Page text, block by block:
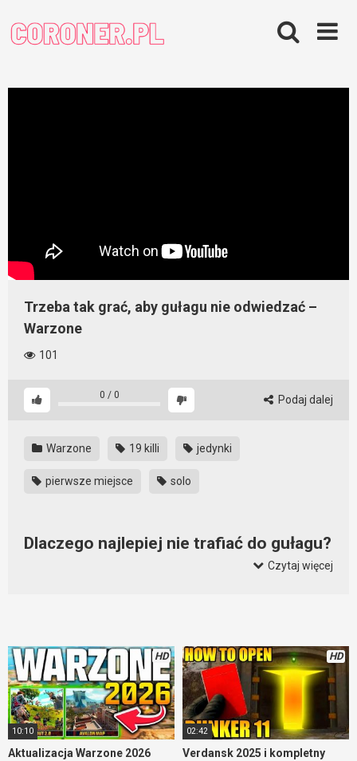
content
Trzeba tak grać, aby gułagu nie odwiedzać –
Warzone
101
0 / 0 Podaj dalej
Warzone 19 killi jedynki
pierwsze miejsce solo
Dlaczego najlepiej nie trafiać do gułagu?
mamy pewności, że wygramy pojedynek. Nawet jeśli go
wygramy, nie mamy pewności, że szybko zdobędziemy swoją
broń. Nie wiemy, czy w miejscu lądowania nie będzie już na
nas ktoś czekał. A jeśli do gułagu nie trafimy, to wtedy te
rzeczy stają się nieistotne. Zatem czasem lepiej tam nie
trafiać i zdobywać 1 miejsce.
Czytaj więcej
HD
10:10
Aktualizacja Warzone 2026
HD
02:42
Verdansk 2025 i kompletny